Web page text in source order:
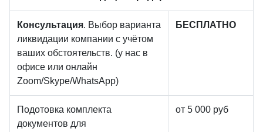
Консультация. Выбор варианта
ликвидации компании с учётом
ваших обстоятельств. (у нас в
офисе или онлайн
Zoom/Skype/WhatsApp)
БЕСПЛАТНО
Подотовка комплекта
документов для
от 5 000 руб